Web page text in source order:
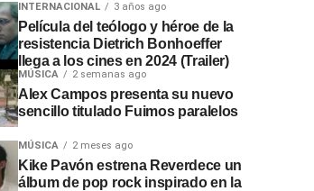
INTERNACIONAL 3 años ago
Película del teólogo y héroe de la
resistencia Dietrich Bonhoeffer
llega a los cines en 2024 (Trailer)
MÚSICA 2 semanas ago
Alex Campos presenta su nuevo
sencillo titulado Fuimos paralelos
MÚSICA 2 meses ago
Kike Pavón estrena Reverdece un
álbum de pop rock inspirado en la